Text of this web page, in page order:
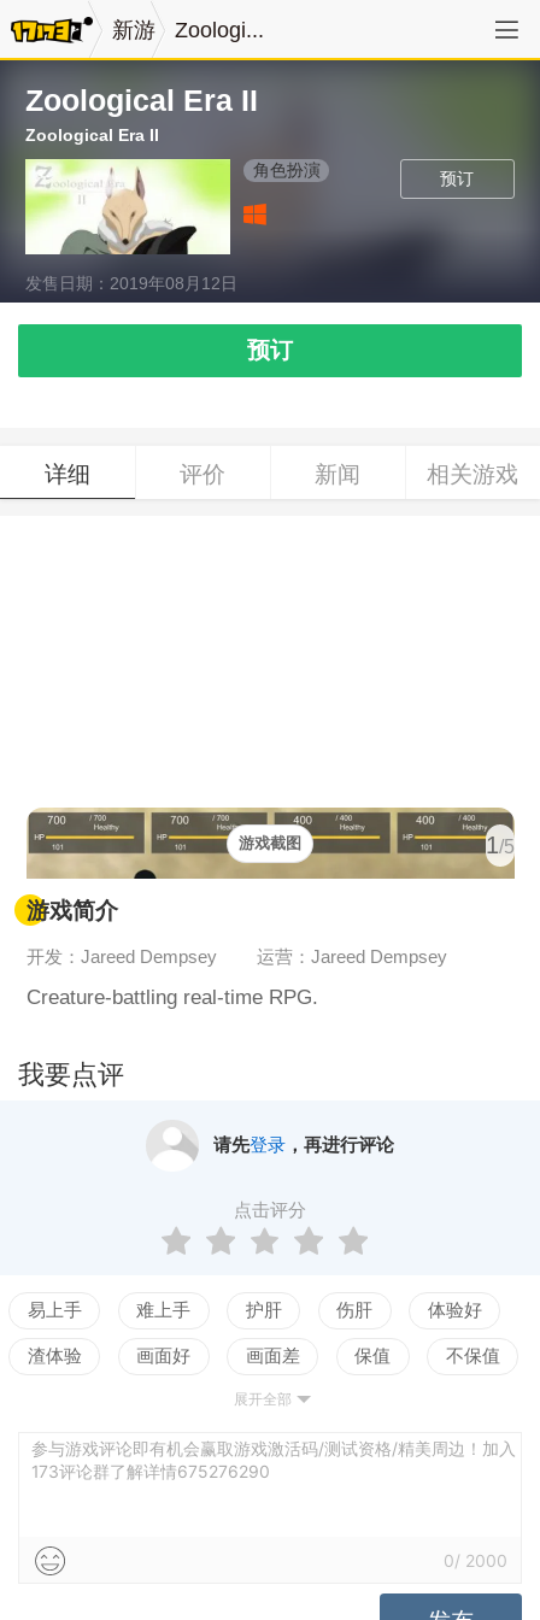
新游 Zoologi...
Zoological Era II
Zoological Era II
预订
角色扮演
发售日期：2019年08月12日
预订
详细 评价 新闻 相关游戏
1/5
游戏截图
游戏简介
开发：Jareed Dempsey 运营：Jareed Dempsey
Creature-battling real-time RPG.
我要点评
请先登录，再进行评论
点击评分
易上手 难上手 护肝 伤肝 体验好
渣体验 画面好 画面差 保值 不保值
测试
展开全部
参与游戏评论即有机会赢取游戏激活码/测试资格/精美周边！加入
173评论群了解详情675276290
0/ 2000